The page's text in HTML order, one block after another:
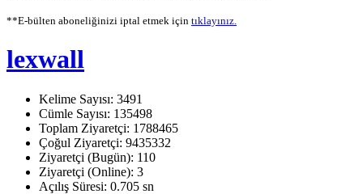
**E-bülten aboneliğinizi iptal etmek için tıklayınız.
lexwall
Kelime Sayısı: 3491
Cümle Sayısı: 135498
Toplam Ziyaretçi: 1788465
Çoğul Ziyaretçi: 9435332
Ziyaretçi (Bugün): 110
Ziyaretçi (Online): 3
Açılış Süresi: 0.705 sn